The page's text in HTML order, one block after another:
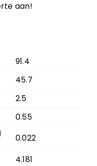
aan!
91.4
45.7
2.5
0.55
0.022
4.181